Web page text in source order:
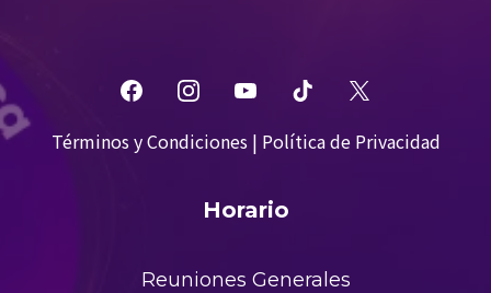
Términos y Condiciones | Política de Privacidad
Horario
Reuniones Generales